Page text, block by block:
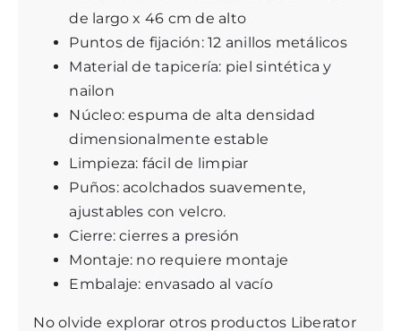
de largo x 46 cm de alto
Puntos de fijación: 12 anillos metálicos
Material de tapicería: piel sintética y
nailon
Núcleo: espuma de alta densidad
dimensionalmente estable
Limpieza: fácil de limpiar
Puños: acolchados suavemente,
ajustables con velcro.
Cierre: cierres a presión
Montaje: no requiere montaje
Embalaje: envasado al vacío
No olvide explorar otros productos Liberator